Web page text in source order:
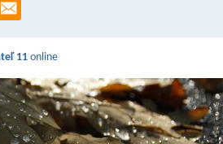
11 online